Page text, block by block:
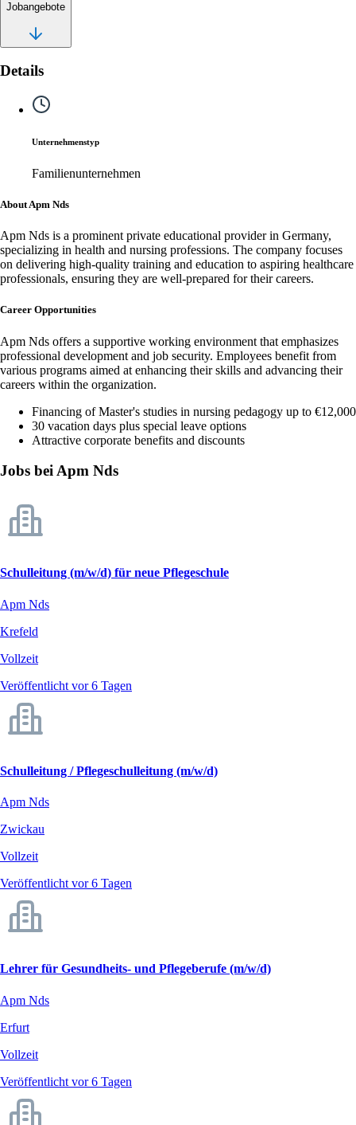
Jobangebote
Details
Unternehmenstyp
Familienunternehmen
About Apm Nds
Apm Nds is a prominent private educational provider in Germany,
specializing in health and nursing professions. The company focuses
on delivering high-quality training and education to aspiring healthcare
professionals, ensuring they are well-prepared for their careers.
Career Opportunities
Apm Nds offers a supportive working environment that emphasizes
professional development and job security. Employees benefit from
various programs aimed at enhancing their skills and advancing their
careers within the organization.
Financing of Master's studies in nursing pedagogy up to €12,000
30 vacation days plus special leave options
Attractive corporate benefits and discounts
Jobs bei Apm Nds
Schulleitung (m/w/d) für neue Pflegeschule
Apm Nds
Krefeld
Vollzeit
Veröffentlicht vor 6 Tagen
Schulleitung / Pflegeschulleitung (m/w/d)
Apm Nds
Zwickau
Vollzeit
Veröffentlicht vor 6 Tagen
Lehrer für Gesundheits- und Pflegeberufe (m/w/d)
Apm Nds
Erfurt
Vollzeit
Veröffentlicht vor 6 Tagen